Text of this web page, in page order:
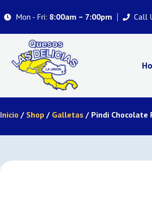
Mon - Fri: 8:00am – 7:00pm Call
Inicio / Shop / Galletas / Pindi Chocolate